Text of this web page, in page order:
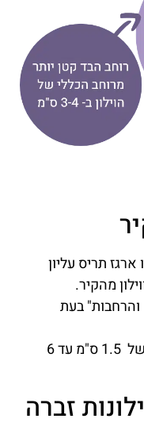
תריס עליון
מהקיר.
והרחבות" בעת
שימו לב: האביזר מאפשר הרחקה של 1.5 ס"מ עד 6
זברה